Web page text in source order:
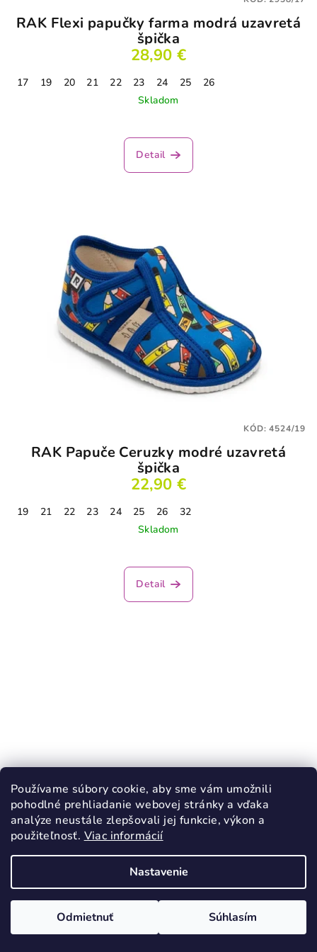
Používame súbory cookie, aby sme vám umožnili
pohodlné prehliadanie webovej stránky a vďaka
analýze neustále zlepšovali jej funkcie, výkon a
použiteľnosť. Viac informácií
Nastavenie
Odmietnuť Súhlasím
RAK Flexi papučky farma modrá uzavretá
špička
28,90 €
17 19 20 21 22 23 24 25
26
Skladom
Detail
RAK Papuče Ceruzky modré uzavretá
špička
22,90 €
19 21 22 23 24 25 26
32
Skladom
Detail
KÓD:4524/19
RAK Inovatívne papuče Jednorožec
uzavretá špička
KÓD:2199/18